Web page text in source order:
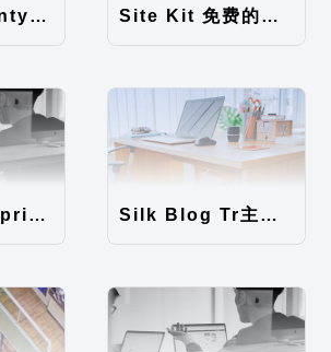
Twenty Twenty-Five 免费的WordPress内容主题 Site Kit 免费的WordPress数据统计插件
Clean Enterprise主题汉化包 Silk Blog Tr主题汉化包